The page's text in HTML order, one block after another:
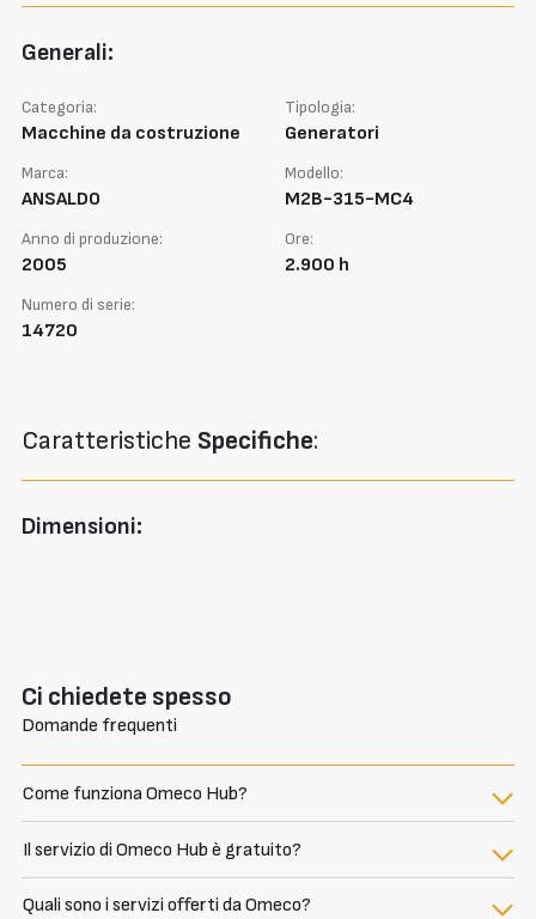
Generali:
Categoria:
Macchine da costruzione
Tipologia:
Generatori
Marca:
ANSALDO
Modello:
M2B-315-MC4
Anno di produzione:
2005
Ore:
2.900 h
Numero di serie:
14720
Caratteristiche Specifiche:
Dimensioni:
Ci chiedete spesso
Domande frequenti
Come funziona Omeco Hub?
Il servizio di Omeco Hub è gratuito?
Quali sono i servizi offerti da Omeco?